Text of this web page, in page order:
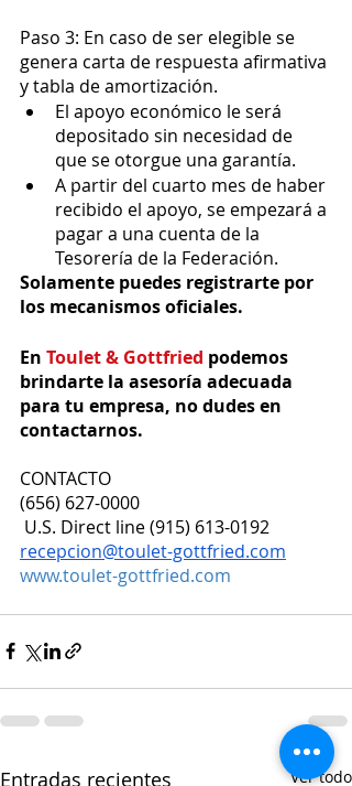
Paso 3: En caso de ser elegible se
genera carta de respuesta afirmativa
y tabla de amortización.
El apoyo económico le será
depositado sin necesidad de
que se otorgue una garantía.
A partir del cuarto mes de haber
recibido el apoyo, se empezará a
pagar a una cuenta de la
Tesorería de la Federación.
Solamente puedes registrarte por
los mecanismos oficiales.
En Toulet & Gottfried podemos
brindarte la asesoría adecuada
para tu empresa, no dudes en
contactarnos.
CONTACTO
(656) 627-0000
U.S. Direct line (915) 613-0192
recepcion@toulet-gottfried.com
www.toulet-gottfried.com
Entradas recientes Ver todo